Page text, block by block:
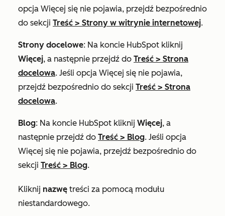
opcja Więcej się nie pojawia, przejdź bezpośrednio
do sekcji Treść > Strony w witrynie internetowej.
Strony docelowe: Na koncie HubSpot kliknij
Więcej, a następnie przejdź do Treść > Strona
docelowa. Jeśli opcja Więcej się nie pojawia,
przejdź bezpośrednio do sekcji Treść > Strona
docelowa.
Blog: Na koncie HubSpot kliknij Więcej, a
następnie przejdź do Treść > Blog. Jeśli opcja
Więcej się nie pojawia, przejdź bezpośrednio do
sekcji Treść > Blog.
Kliknij nazwę treści za pomocą modułu
niestandardowego.